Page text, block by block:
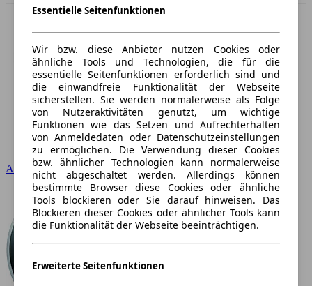
Audi
Essentielle Seitenfunktionen
Wir bzw. diese Anbieter nutzen Cookies oder
ähnliche Tools und Technologien, die für die
essentielle Seitenfunktionen erforderlich sind und
die einwandfreie Funktionalität der Webseite
sicherstellen. Sie werden normalerweise als Folge
von Nutzeraktivitäten genutzt, um wichtige
Funktionen wie das Setzen und Aufrechterhalten
von Anmeldedaten oder Datenschutzeinstellungen
zu ermöglichen. Die Verwendung dieser Cookies
bzw. ähnlicher Technologien kann normalerweise
nicht abgeschaltet werden. Allerdings können
bestimmte Browser diese Cookies oder ähnliche
Tools blockieren oder Sie darauf hinweisen. Das
Blockieren dieser Cookies oder ähnlicher Tools kann
die Funktionalität der Webseite beeinträchtigen.
Erweiterte Seitenfunktionen